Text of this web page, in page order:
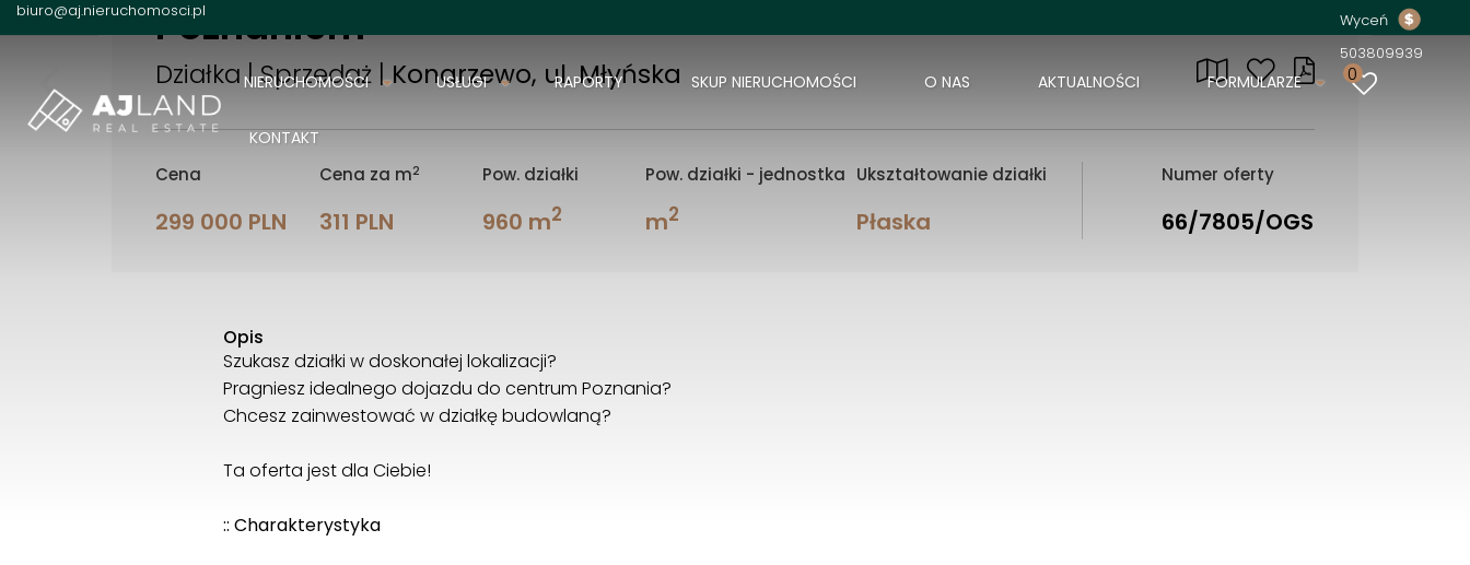
biuro@aj.nieruchomosci.pl
Wyceń
503809939
0
NIERUCHOMOŚCI USŁUGI RAPORTY SKUP NIERUCHOMOŚCI O NAS AKTUALNOŚCI FORMULARZE
KONTAKT
Poznaniem
Działka | Sprzedaż |Konarzewo, ul. Młyńska
Cena
299 000 PLN
Cena za m2
311 PLN
Pow. działki
960 m2
Pow. działki - jednostka
m2
Ukształtowanie działki
Płaska
Numer oferty
66/7805/OGS
Opis
Szukasz działki w doskonałej lokalizacji?
Pragniesz idealnego dojazdu do centrum Poznania?
Chcesz zainwestować w działkę budowlaną?
Ta oferta jest dla Ciebie!
:: Charakterystyka